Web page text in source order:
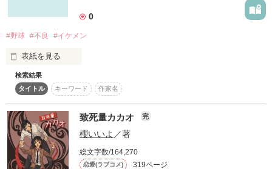
内実は周りの物事に全く興味がない
⋆┈┈┈┈┈┈┈┈┈┈┈┈┈┈┈┈⋆
※初心者作品なので読みずらかったらごめんなさい
※糖度高めで過激な表現が含まれますご注意ください
2023.5/17　start　▸▸▸　2023.6/1　fin
2024.1/6　キャラデザ公開&新表紙へ
私達は、死に場所を探す旅をする。
その先に、どんな地獄が待っていても。
荒廃した世界でもいい。
腐った世界でもいい。
⟡
この箱庭と彼さえいれば、なにもいらない。
作品を読む
4つ目の私　裏の世界での世界No.1ヤクザ時期組長
そして、
裏の奥深く行った先に待ち受ける“闇”…
そこに五つ目の私は存在する。
殺し屋世界No.1   闇の支配者悪魔、通称
0
#野球 #不良 #イケメン
表紙を見る
残酷な程に
冷酷で
冷血で
検索結果
タイトル
キーワード 作家名
致死量カカオ 完
櫻いいよ ／著
総文字数/164,270
恋愛(ラブコメ) 319ページ